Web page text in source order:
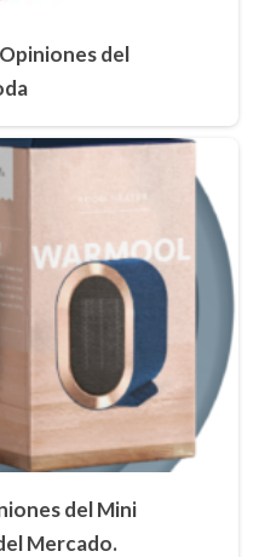
del
del Mini
Mercado.